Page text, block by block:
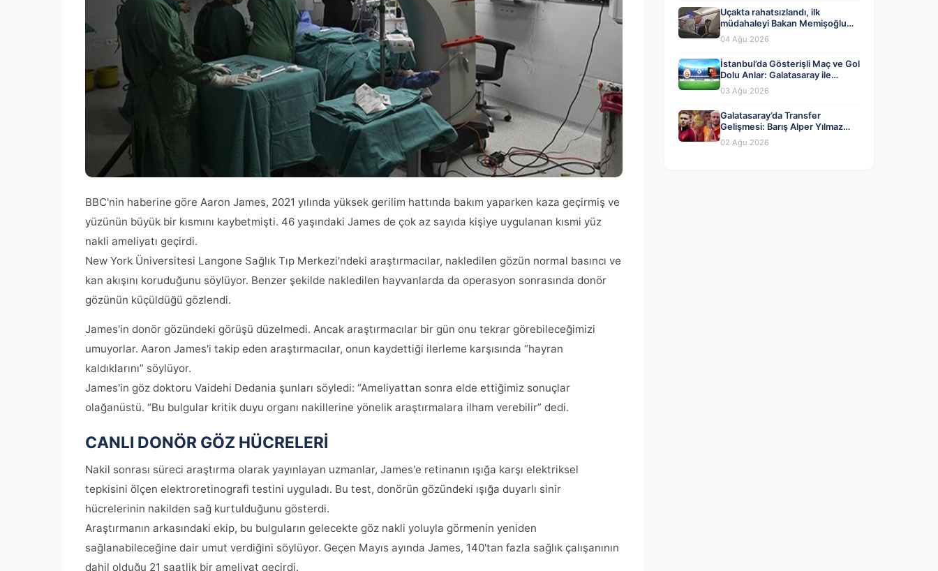
BBC'nin haberine göre Aaron James, 2021 yılında yüksek gerilim hattında bakım yaparken kaza geçirmiş ve
yüzünün büyük bir kısmını kaybetmişti. 46 yaşındaki James de çok az sayıda kişiye uygulanan kısmi yüz
nakli ameliyatı geçirdi.
New York Üniversitesi Langone Sağlık Tıp Merkezi'ndeki araştırmacılar, nakledilen gözün normal basıncı ve
kan akışını koruduğunu söylüyor. Benzer şekilde nakledilen hayvanlarda da operasyon sonrasında donör
gözünün küçüldüğü gözlendi.
James'in donör gözündeki görüşü düzelmedi. Ancak araştırmacılar bir gün onu tekrar görebileceğimizi
umuyorlar. Aaron James'i takip eden araştırmacılar, onun kaydettiği ilerleme karşısında “hayran
kaldıklarını” söylüyor.
James'in göz doktoru Vaidehi Dedania şunları söyledi: “Ameliyattan sonra elde ettiğimiz sonuçlar
olağanüstü. “Bu bulgular kritik duyu organı nakillerine yönelik araştırmalara ilham verebilir” dedi.
CANLI DONÖR GÖZ HÜCRELERİ
Nakil sonrası süreci araştırma olarak yayınlayan uzmanlar, James'e retinanın ışığa karşı elektriksel
tepkisini ölçen elektroretinografi testini uyguladı. Bu test, donörün gözündeki ışığa duyarlı sinir
hücrelerinin nakilden sağ kurtulduğunu gösterdi.
Araştırmanın arkasındaki ekip, bu bulguların gelecekte göz nakli yoluyla görmenin yeniden
sağlanabileceğine dair umut verdiğini söylüyor. Geçen Mayıs ayında James, 140'tan fazla sağlık çalışanının
dahil olduğu 21 saatlik bir ameliyat geçirdi.
Uçakta rahatsızlandı, ilk
müdahaleyi Bakan Memişoğlu
yaptı
04 Ağu 2026
İstanbul’da Gösterişli Maç ve Gol
Dolu Anlar: Galatasaray ile
Rennes Berabere Kaldı
03 Ağu 2026
Galatasaray’da Transfer
Gelişmesi: Barış Alper Yılmaz
Ayrılığı mı Yaklaşıyor?
02 Ağu 2026